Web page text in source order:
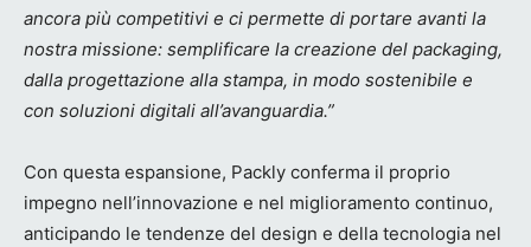
ancora più competitivi e ci permette di portare avanti la
nostra missione: semplificare la creazione del packaging,
dalla progettazione alla stampa, in modo sostenibile e
con soluzioni digitali all’avanguardia.”
Con questa espansione, Packly conferma il proprio
impegno nell’innovazione e nel miglioramento continuo,
anticipando le tendenze del design e della tecnologia nel